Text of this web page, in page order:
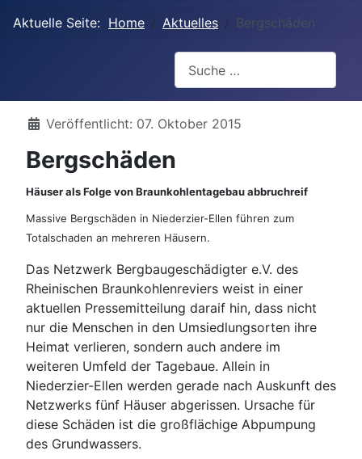
Aktuelle Seite: Home Aktuelles Bergschäden
Details
Veröffentlicht: 07. Oktober 2015
Bergschäden
Häuser als Folge von Braunkohlentagebau abbruchreif
Massive Bergschäden in Niederzier-Ellen führen zum
Totalschaden an mehreren Häusern.
Das Netzwerk Bergbaugeschädigter e.V. des
Rheinischen Braunkohlenreviers weist in einer
aktuellen Pressemitteilung daraif hin, dass nicht
nur die Menschen in den Umsiedlungsorten ihre
Heimat verlieren, sondern auch andere im
weiteren Umfeld der Tagebaue. Allein in
Niederzier-Ellen werden gerade nach Auskunft des
Netzwerks fünf Häuser abgerissen. Ursache für
diese Schäden ist die großflächige Abpumpung
des Grundwassers.